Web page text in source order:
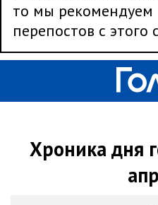
то мы рекомендуем
перепостов с этого
Хроника дня